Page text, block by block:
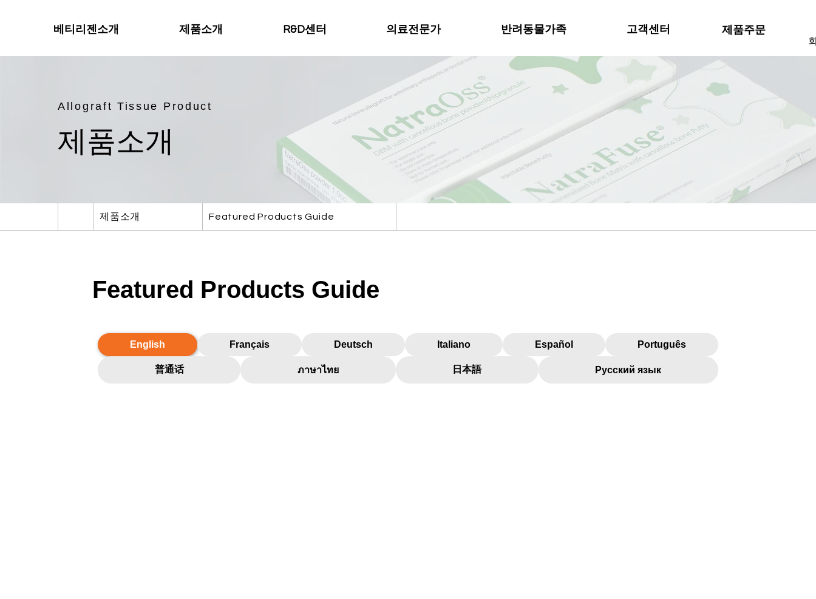
베티리젠소개 제품소개 R&D센터 의료전문가 반려동물가족 고객센터 제품주문
Allograft Tissue Product
​제품소개
제품소개 Featured Products Guide
Featured Products Guide
English Français Deutsch Italiano Español Português
普通话 ภาษาไทย 日本語 Русский язык